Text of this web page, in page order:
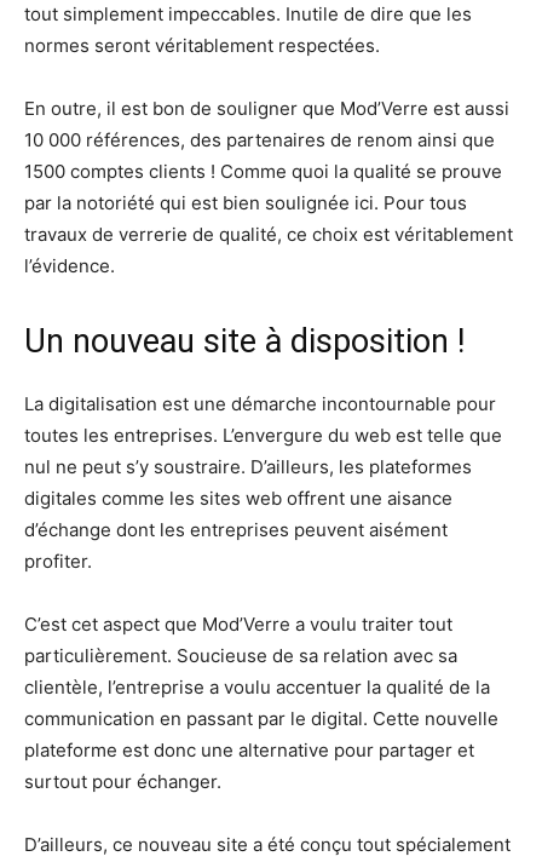
tout simplement impeccables. Inutile de dire que les
normes seront véritablement respectées.
En outre, il est bon de souligner que Mod’Verre est aussi
10 000 références, des partenaires de renom ainsi que
1500 comptes clients ! Comme quoi la qualité se prouve
par la notoriété qui est bien soulignée ici. Pour tous
travaux de verrerie de qualité, ce choix est véritablement
l’évidence.
Un nouveau site à disposition !
La digitalisation est une démarche incontournable pour
toutes les entreprises. L’envergure du web est telle que
nul ne peut s’y soustraire. D’ailleurs, les plateformes
digitales comme les sites web offrent une aisance
d’échange dont les entreprises peuvent aisément
profiter.
C’est cet aspect que Mod’Verre a voulu traiter tout
particulièrement. Soucieuse de sa relation avec sa
clientèle, l’entreprise a voulu accentuer la qualité de la
communication en passant par le digital. Cette nouvelle
plateforme est donc une alternative pour partager et
surtout pour échanger.
D’ailleurs, ce nouveau site a été conçu tout spécialement